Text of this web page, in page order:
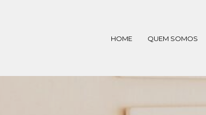
HOME QUEM SOMOS